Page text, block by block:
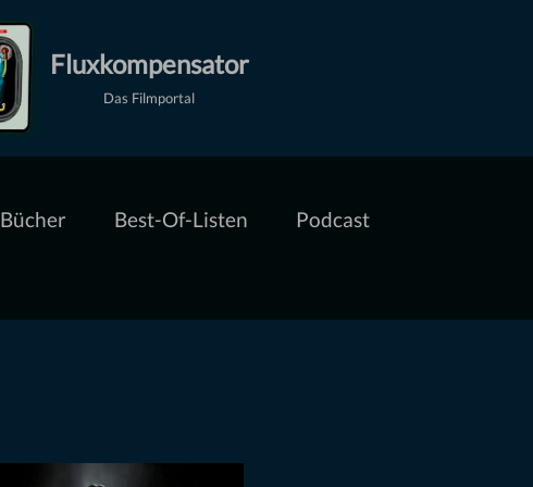
Fluxkompensator
Das Filmportal
Bücher Best-Of-Listen
Podcast